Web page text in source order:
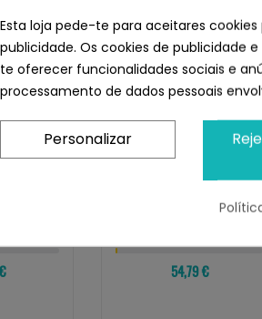
Dog
HARPER AND BONE
Adult Grain Free Mini
54,79 €
Esta loja pede-te para aceitares
publicidade. Os cookies de publicidade
te oferecer funcionalidades sociais e
processamento de dados pessoais
Personalizar